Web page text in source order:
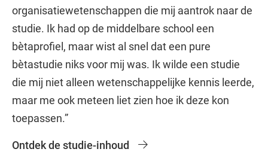
organisatiewetenschappen die mij aantrok naar de
studie. Ik had op de middelbare school een
bètaprofiel, maar wist al snel dat een pure
bètastudie niks voor mij was. Ik wilde een studie
die mij niet alleen wetenschappelijke kennis leerde,
maar me ook meteen liet zien hoe ik deze kon
toepassen.”
Ontdek de studie-inhoud